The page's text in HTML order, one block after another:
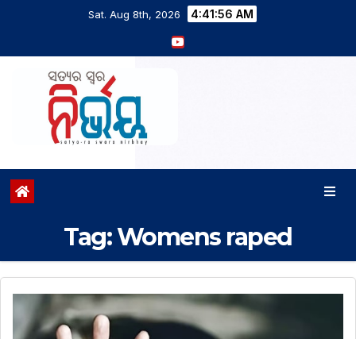
Sat. Aug 8th, 2026 4:41:56 AM
Tag:Womens raped